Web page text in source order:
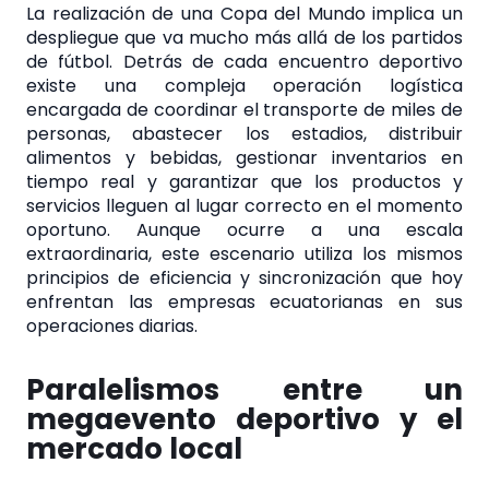
La realización de una Copa del Mundo implica un
despliegue que va mucho más allá de los partidos
de fútbol. Detrás de cada encuentro deportivo
existe una compleja operación logística
encargada de coordinar el transporte de miles de
personas, abastecer los estadios, distribuir
alimentos y bebidas, gestionar inventarios en
tiempo real y garantizar que los productos y
servicios lleguen al lugar correcto en el momento
oportuno. Aunque ocurre a una escala
extraordinaria, este escenario utiliza los mismos
principios de eficiencia y sincronización que hoy
enfrentan las empresas ecuatorianas en sus
operaciones diarias.
Paralelismos entre un
megaevento deportivo y el
mercado local